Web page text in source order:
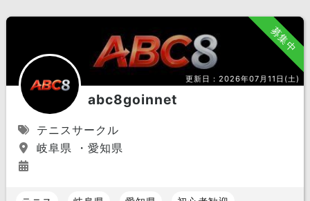
募集中
更新日：2026年07月11日(土)
abc8goinnet
テニスサークル
岐阜県 ・愛知県